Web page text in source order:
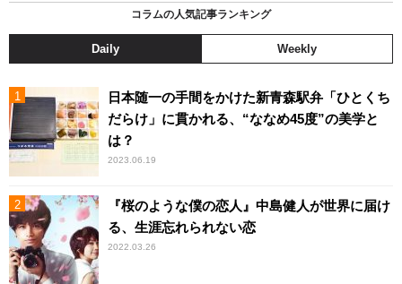
コラムの人気記事ランキング
Daily Weekly
日本随一の手間をかけた新青森駅弁「ひとくち
だらけ」に貫かれる、“ななめ45度”の美学と
は？
2023.06.19
『桜のような僕の恋人』中島健人が世界に届け
る、生涯忘れられない恋
2022.03.26